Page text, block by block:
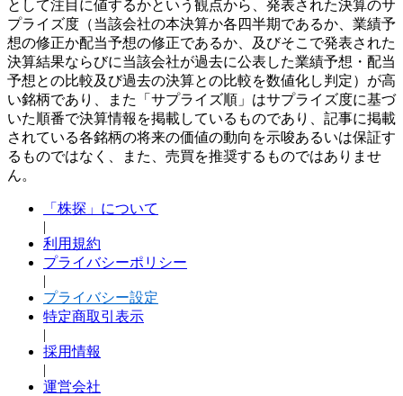
として注目に値するかという観点から、発表された決算のサ
プライズ度（当該会社の本決算か各四半期であるか、業績予
想の修正か配当予想の修正であるか、及びそこで発表された
決算結果ならびに当該会社が過去に公表した業績予想・配当
予想との比較及び過去の決算との比較を数値化し判定）が高
い銘柄であり、また「サプライズ順」はサプライズ度に基づ
いた順番で決算情報を掲載しているものであり、記事に掲載
されている各銘柄の将来の価値の動向を示唆あるいは保証す
るものではなく、また、売買を推奨するものではありませ
ん。
「株探」について
|
利用規約
プライバシーポリシー
|
プライバシー設定
特定商取引表示
|
採用情報
|
運営会社